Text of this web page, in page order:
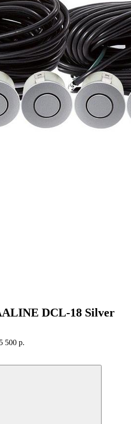
DCL-18 Silver
500 р.